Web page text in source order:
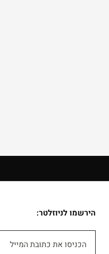
הירשמו לניוזלטר:
הכניסו את כתובת המייל